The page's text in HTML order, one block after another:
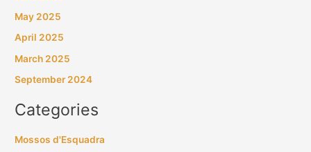
May 2025
April 2025
March 2025
September 2024
Categories
Mossos d'Esquadra